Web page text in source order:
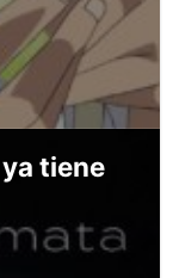
tiene